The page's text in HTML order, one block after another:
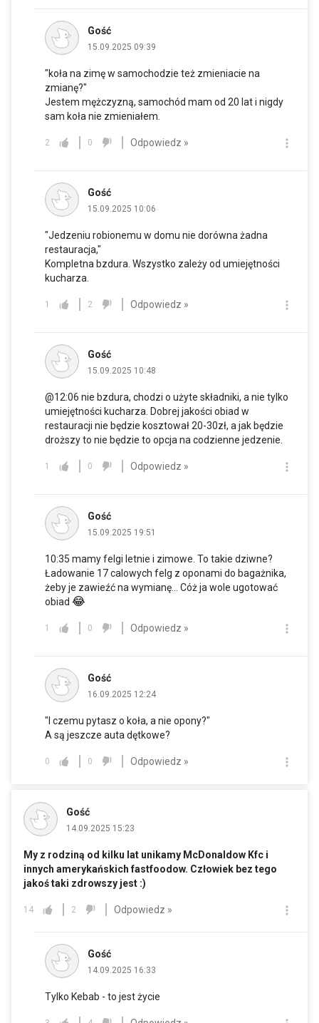
Gość
15.09.2025 09:39
"koła na zimę w samochodzie też zmieniacie na
zmianę?"
Jestem mężczyzną, samochód mam od 20 lat i nigdy
sam koła nie zmieniałem.
2 0 Odpowiedz »
Gość
15.09.2025 10:06
"Jedzeniu robionemu w domu nie dorówna żadna
restauracja,"
Kompletna bzdura. Wszystko zależy od umiejętności
kucharza.
1 2 Odpowiedz »
Gość
15.09.2025 10:48
@12:06 nie bzdura, chodzi o użyte składniki, a nie tylko
umiejętności kucharza. Dobrej jakości obiad w
restauracji nie będzie kosztował 20-30zł, a jak będzie
droższy to nie będzie to opcja na codzienne jedzenie.
1 0 Odpowiedz »
Gość
15.09.2025 19:51
10:35 mamy felgi letnie i zimowe. To takie dziwne?
Ładowanie 17 calowych felg z oponami do bagażnika,
żeby je zawieźć na wymianę... Cóż ja wole ugotować
obiad 😂
1 0 Odpowiedz »
Gość
16.09.2025 12:24
"I czemu pytasz o koła, a nie opony?"
A są jeszcze auta dętkowe?
0 0 Odpowiedz »
Gość
14.09.2025 15:23
My z rodziną od kilku lat unikamy McDonaldow Kfc i
innych amerykańskich fastfoodow. Człowiek bez tego
jakoś taki zdrowszy jest :)
14 2 Odpowiedz »
Gość
14.09.2025 16:33
Tylko Kebab - to jest życie